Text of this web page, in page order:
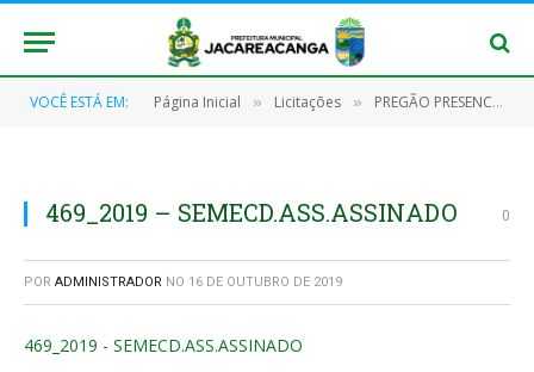
VOCÊ ESTÁ EM: Página Inicial » Licitações » PREGÃO PRESENCIAL Nº 032/2018-SRP
469_2019 – SEMECD.ASS.ASSINADO 0
POR ADMINISTRADOR NO 16 DE OUTUBRO DE 2019
469_2019 - SEMECD.ASS.ASSINADO